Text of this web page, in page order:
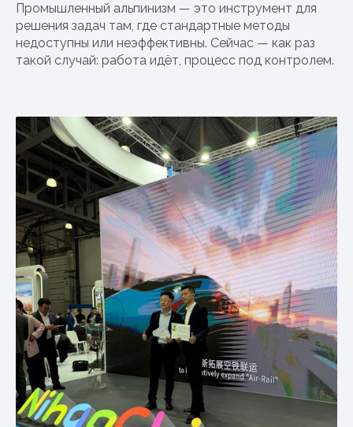
Промышленный альпинизм — это инструмент для
решения задач там, где стандартные методы
недоступны или неэффективны. Сейчас — как раз
такой случай: работа идёт, процесс под контролем.